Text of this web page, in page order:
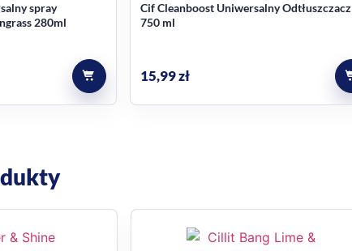
spray
280ml
Cif Cleanboost Uniwersalny Odtłuszczacz
750 ml
15,99zł